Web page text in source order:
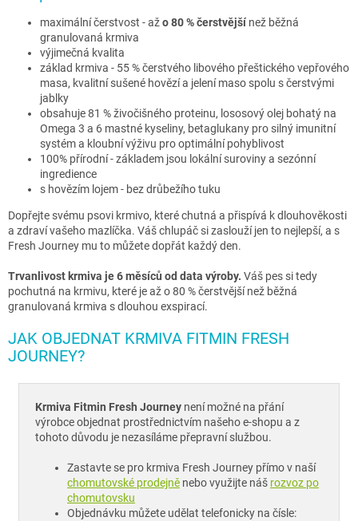
maximální čerstvost - ažo 80 % čerstvější než běžná
granulovaná krmiva
výjimečná kvalita
základ krmiva - 55 % čerstvého libového přeštického vepřového
masa, kvalitní sušené hovězí a jelení maso spolu s čerstvými
jablky
obsahuje 81 % živočišného proteinu, lososový olej bohatý na
Omega 3 a 6 mastné kyseliny, betaglukany pro silný imunitní
systém a kloubní výživu pro optimální pohyblivost
100% přírodní - základem jsou lokální suroviny a sezónní
ingredience
s hovězím lojem - bez drůbežího tuku
Dopřejte svému psovi krmivo, které chutná a přispívá k dlouhověkosti
a zdraví vašeho mazlíčka. Váš chlupáč si zaslouží jen to nejlepší, a s
Fresh Journey mu to můžete dopřát každý den.
Trvanlivost krmiva je 6 měsíců od data výroby. Váš pes si tedy
pochutná na krmivu, které je až o 80 % čerstvější než běžná
granulovaná krmiva s dlouhou exspirací.
JAK OBJEDNAT KRMIVA FITMIN FRESH
JOURNEY?
Krmiva Fitmin Fresh Journey není možné na přání
výrobce objednat prostřednictvím našeho e-shopu a z
tohoto důvodu je nezasíláme přepravní službou.
Zastavte se pro krmiva Fresh Journey přímo v naší
chomutovské prodejně nebo využijte náš rozvoz po
chomutovsku
Objednávku můžete udělat telefonicky na čísle: